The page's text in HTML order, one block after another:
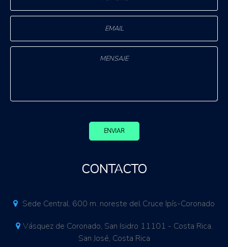
ENVIAR
CONTACTO
Sede Central. 600 m. noreste del Cruce Ipís-Coronado
Vásquez de Coronado, San Isidro 11101 - Costa Rica.
San José, Costa Rica